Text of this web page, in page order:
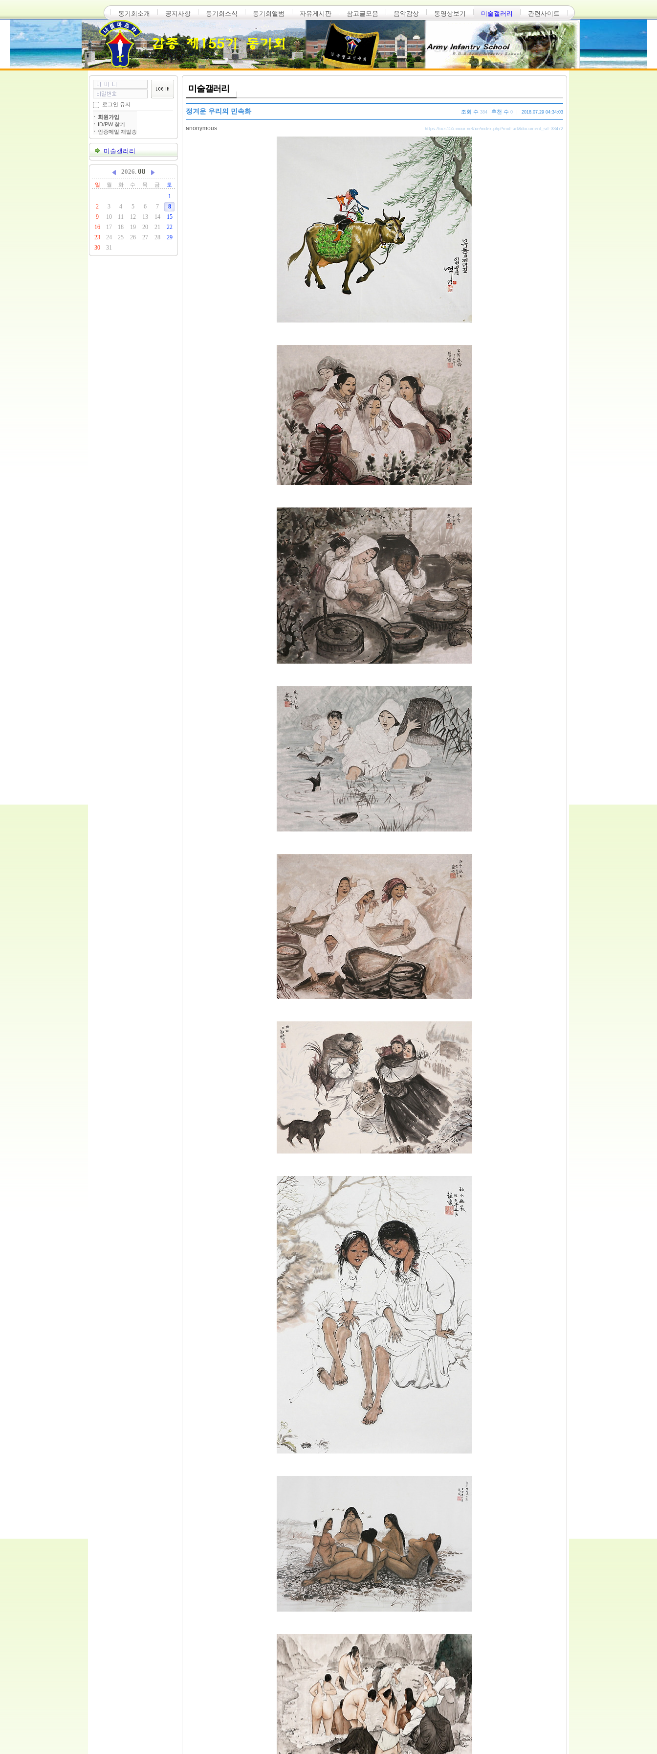
동기회소개 공지사항 동기회소식 동기회앨범 자유게시판 참고글모음 음악감상 동영상보기 미술갤러리 관련사이트
로그인 유지
회원가입
ID/PW 찾기
인증메일 재발송
미술갤러리
2026. 08
일 월 화 수 목 금 토
1
2
3 4 5 6 7
8
9
10 11 12 13 14
15
16
17 18 19 20 21
22
23
24 25 26 27 28
29
30
31
미술갤러리
정겨운 우리의 민속화 조회 수 384 추천 수 0 2018.07.29 04:34:03
anonymous https://ocs155.inour.net/xe/index.php?mid=art&document_srl=33472